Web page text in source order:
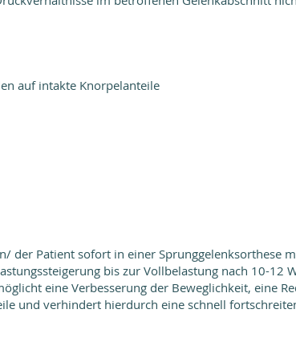
auf intakte Knorpelanteile
der Patient sofort in einer Sprunggelenksorthese
bis zur Vollbelastung nach 10-12
eine Verbesserung der Beweglichkeit, eine
und verhindert hierdurch eine schnell